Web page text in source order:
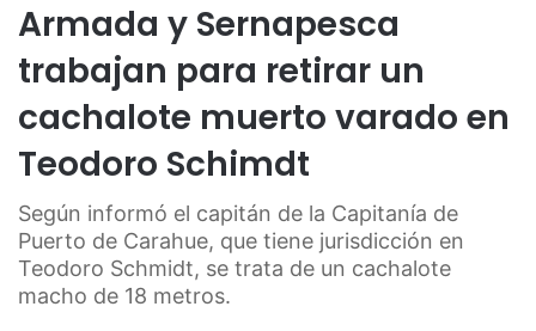
Armada y Sernapesca
trabajan para retirar un
cachalote muerto varado en
Teodoro Schimdt
Según informó el capitán de la Capitanía de
Puerto de Carahue, que tiene jurisdicción en
Teodoro Schmidt, se trata de un cachalote
macho de 18 metros.